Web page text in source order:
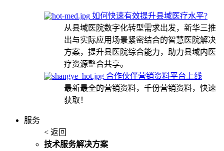
如何快速有效提升县域医疗水平?
从县域医院数字化转型需求出发，新华三推
出与实际应用场景紧密结合的智慧医院解决
方案，提升县医院综合能力，助力县域内医
疗资源整合共享。
合作伙伴营销资料平台上线
最新最全的营销资料，千份营销资料，快速
获取！
服务
< 返回
技术服务解决方案